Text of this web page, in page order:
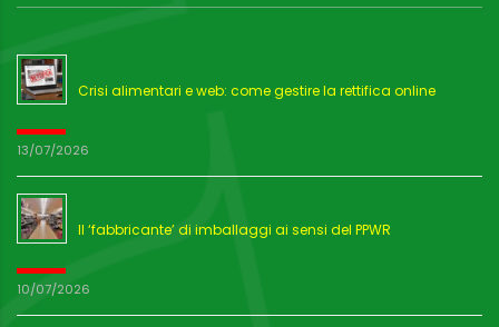
Crisi alimentari e web: come gestire la rettifica online
13/07/2026
Il ‘fabbricante’ di imballaggi ai sensi del PPWR
10/07/2026